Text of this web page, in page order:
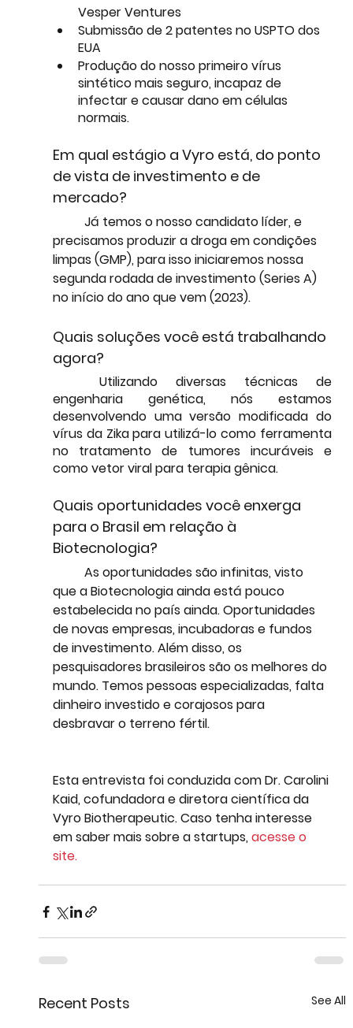
Vesper Ventures
Submissão de 2 patentes no USPTO dos
EUA
Produção do nosso primeiro vírus
sintético mais seguro, incapaz de
infectar e causar dano em células
normais.
Em qual estágio a Vyro está, do ponto
de vista de investimento e de
mercado?
precisamos produzir a droga em condições
limpas (GMP), para isso iniciaremos nossa
segunda rodada de investimento (Series A)
no início do ano que vem (2023).
Quais soluções você está trabalhando
agora?
engenharia genética, nós estamos
desenvolvendo uma versão modificada do
vírus da Zika para utilizá-lo como ferramenta
no tratamento de tumores incuráveis e
como vetor viral para terapia gênica.
Quais oportunidades você enxerga
para o Brasil em relação à
Biotecnologia?
que a Biotecnologia ainda está pouco
estabelecida no país ainda. Oportunidades
de novas empresas, incubadoras e fundos
de investimento. Além disso, os
pesquisadores brasileiros são os melhores do
mundo. Temos pessoas especializadas, falta
dinheiro investido e corajosos para
desbravar o terreno fértil.
Esta entrevista foi conduzida com Dr. Carolini
Kaid, cofundadora e diretora científica da
Vyro Biotherapeutic. Caso tenha interesse
em saber mais sobre a startups, acesse o
site.
Recent Posts See All